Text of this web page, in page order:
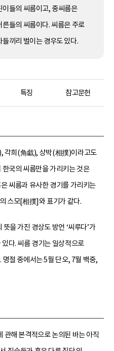
들의 씨름이고, 중씨름은
들의 씨름이다. 씨름은 주로
끼리 벌이는 경우도 있다.
특징 참고문헌
각희(角戱), 상박(相撲)이라고도
국의 씨름만을 가리키는 것은
씨름과 유사한 경기를 가리키는
스모[相撲]와 표기가 같다.
을 가진 경상도 방언 ‘씨루다’가
있다. 씨름 경기는 일상적으로
절 중에서는 5월 단오, 7월 백중,
관해 본격적으로 논의된 바는 아직